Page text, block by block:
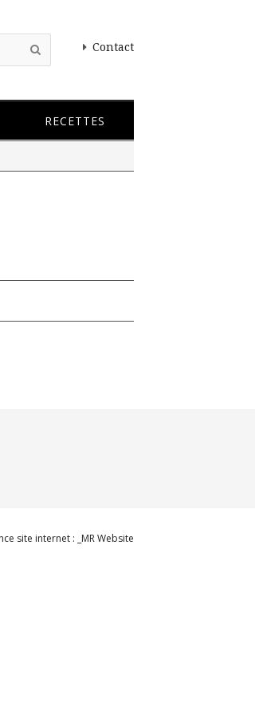
Contact
RECETTES
site internet : _MR Website